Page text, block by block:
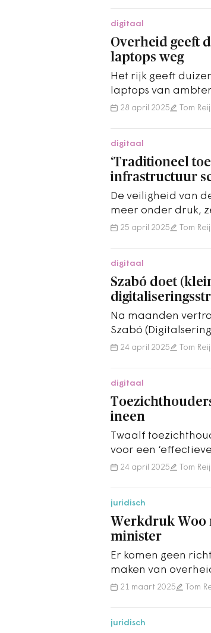
digitaal
Overheid geeft
laptops weg
Het rijk geeft
laptops van
financieel
28 april 2025 Tom
digitaal
‘Traditioneel
infrastructuur
De veiligheid van
meer onder druk,
25 april 2025 Tom
digitaal
Szabó doet
Na maanden
Szabó
24 april 2025 Tom
digitaal
ineen
Twaalf
voor een
zorgen.
24 april 2025 Tom
juridisch
Werkdruk Woo
minister
Er komen geen
maken van
handreiking voor
21 maart 2025 Tom
juridisch